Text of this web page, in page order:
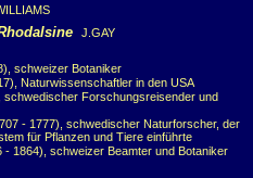
J.GAY
schweizer Botaniker
Naturwissenschaftler in den USA
schwedischer Forschungsreisender und
- 1777), schwedischer Naturforscher, der
für Pflanzen und Tiere einführte
1864), schweizer Beamter und Botaniker